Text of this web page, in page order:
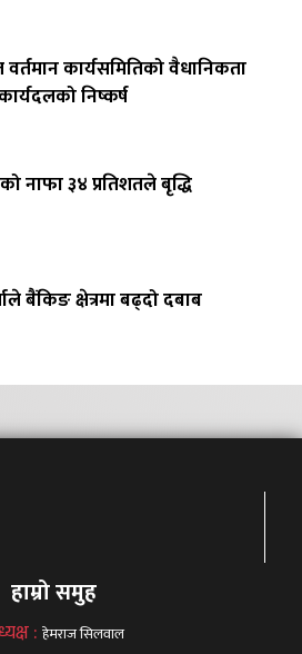
कार्यसमितिको वैधानिकता
निष्कर्ष
नाफा ३४ प्रतिशतले बृद्धि
बैंकिङ क्षेत्रमा बढ्दो दबाब
हाम्रो समुह
: हेमराज सिलवाल